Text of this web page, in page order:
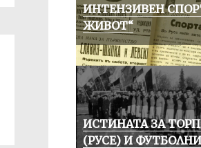
ИНТЕНЗИВЕН
ЖИВОТ“
ИСТИНАТА ЗА
(РУСЕ) И